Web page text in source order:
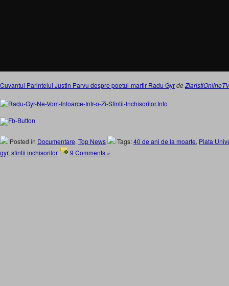
Cuvantul Parintelui Justin Parvu despre poetul-martir Radu GyrdeZiaristiOnlineTV
Posted in Documentare, Top News Tags:40 de ani de la moarte, Piata
gyr, sfintii inchisorilor 9 Comments »